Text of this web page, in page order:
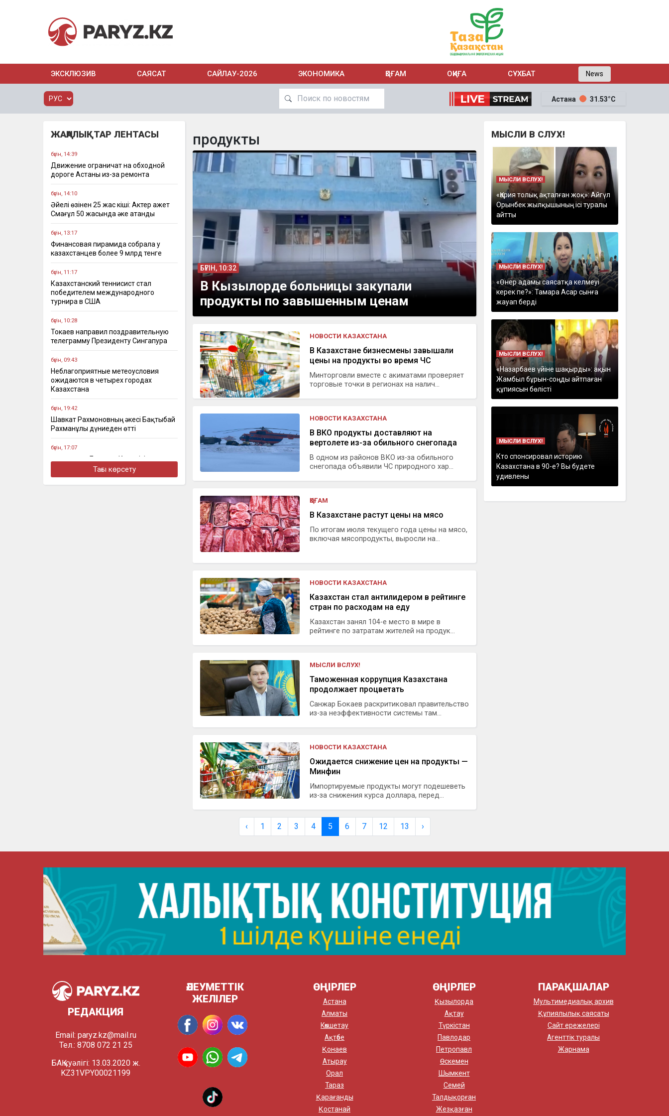
ЭКСКЛЮЗИВ САЯСАТ САЙЛАУ-2026 ЭКОНОМИКА ҚОҒАМ ОҚИҒА СҰХБАТ News
Астана 31.53°C
ЖАҢАЛЫҚТАР ЛЕНТАСЫ
бүгін, 14:39
Движение ограничат на обходной
дороге Астаны из-за ремонта
бүгін, 14:10
Әйелі өзінен 25 жас кіші: Актер Қажет
Смағұл 50 жасында әке атанды
бүгін, 13:17
Финансовая пирамида собрала у
казахстанцев более 9 млрд тенге
бүгін, 11:17
Казахстанский теннисист стал
победителем международного
турнира в США
бүгін, 10:28
Токаев направил поздравительную
телеграмму Президенту Сингапура
бүгін, 09:43
Неблагоприятные метеоусловия
ожидаются в четырех городах
Казахстана
бүгін, 19:42
Шавкат Рахмоновның әкесі Бақтыбай
Рахманұлы дүниеден өтті
бүгін, 17:07
Қазақстанға Бельгия Королі Филипп
бүгін, 14:46
Тағы көрсету
продукты
БҮГІН, 10:32
В Кызылорде больницы закупали
продукты по завышенным ценам
НОВОСТИ КАЗАХСТАНА
В Казахстане бизнесмены завышали
цены на продукты во время ЧС
Минторговли вместе с акиматами проверяет
торговые точки в регионах на налич...
НОВОСТИ КАЗАХСТАНА
В ВКО продукты доставляют на
вертолете из-за обильного снегопада
В одном из районов ВКО из-за обильного
снегопада объявили ЧС природного хар...
ҚОҒАМ
В Казахстане растут цены на мясо
По итогам июля текущего года цены на мясо,
включая мясопродукты, выросли на...
НОВОСТИ КАЗАХСТАНА
Казахстан стал антилидером в рейтинге
стран по расходам на еду
Казахстан занял 104-е место в мире в
рейтинге по затратам жителей на продук...
МЫСЛИ ВСЛУХ!
Таможенная коррупция Казахстана
продолжает процветать
Санжар Бокаев раскритиковал правительство
из-за неэффективности системы там...
НОВОСТИ КАЗАХСТАНА
Ожидается снижение цен на продукты —
Минфин
Импортируемые продукты могут подешеветь
из-за снижения курса доллара, перед...
МЫСЛИ В СЛУХ!
МЫСЛИ ВСЛУХ!
«Қария толық ақталған жоқ»: Айгүл
Орынбек жылқышының ісі туралы
айтты
МЫСЛИ ВСЛУХ!
«Өнер адамы саясатқа келмеуі
керек пе?»: Тамара Асар сынға
жауап берді
МЫСЛИ ВСЛУХ!
«Назарбаев үйіне шақырды»: ақын
Жамбыл бұрын-соңды айтпаған
құпиясын бөлісті
МЫСЛИ ВСЛУХ!
Кто спонсировал историю
Казахстана в 90-е? Вы будете
удивлены
‹ 1 2 3 4 5 6 7 12 13 ›
РЕДАКЦИЯ
Email: paryz.kz@mail.ru
Тел.: 8708 072 21 25
БАҚ куәлігі: 13.03.2020 ж.
KZ31VPY00021199
ӘЛЕУМЕТТІК
ЖЕЛІЛЕР
ӨҢІРЛЕР
Астана
Алматы
Көкшетау
Ақтөбе
Қонаев
Атырау
Орал
Тараз
Қарағанды
Қостанай
ӨҢІРЛЕР
Қызылорда
Ақтау
Түркістан
Павлодар
Петропавл
Өскемен
Шымкент
Семей
Талдықорған
Жезқазған
ПАРАҚШАЛАР
Мультимедиалық архив
Құпиялылық саясаты
Сайт ережелері
Агенттік туралы
Жарнама